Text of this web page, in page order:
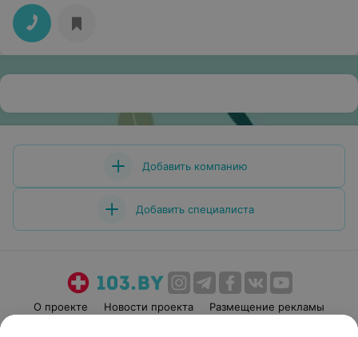
Добавить компанию
Добавить специалиста
О проекте Новости проекта
Размещение рекламы